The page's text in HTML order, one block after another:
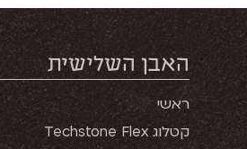
האבן השלישית
ראשי
קטלוג Techstone Flex